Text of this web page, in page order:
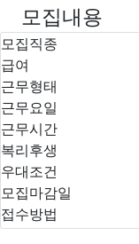
모집내용
모집직종
급여
근무형태
근무요일
근무시간
복리후생
우대조건
모집마감일
접수방법